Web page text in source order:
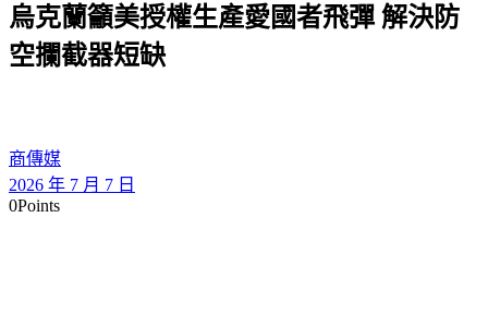
烏克蘭籲美授權生產愛國者飛彈 解決防
空攔截器短缺
商傳媒
2026 年 7 月 7 日
0Points